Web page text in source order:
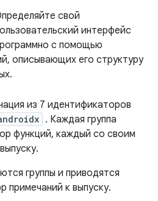
свой
интерфейс
с помощью
описывающих его структуру
из 7 идентификаторов
. Каждая группа
функций, каждый со своим
группы и приводятся
примечаний к выпуску.